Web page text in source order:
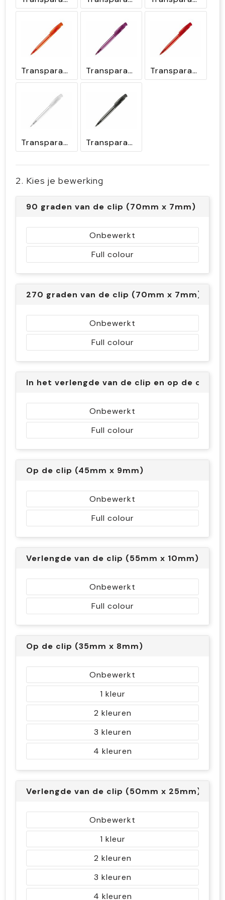
Transparant / Oranje Transparant / Paars Transparant / Rood
Transparant / Wit Transparant / Zwart
2. Kies je bewerking
90 graden van de clip (70mm x 7mm)
Onbewerkt
Full colour
270 graden van de clip (70mm x 7mm)
Onbewerkt
Full colour
In het verlengde van de clip en op de clip
Onbewerkt
Full colour
Op de clip (45mm x 9mm)
Onbewerkt
Full colour
Verlengde van de clip (55mm x 10mm)
Onbewerkt
Full colour
Op de clip (35mm x 8mm)
Onbewerkt
1
2
3
4
Verlengde van de clip (50mm x 25mm)
Onbewerkt
1
2
3
4